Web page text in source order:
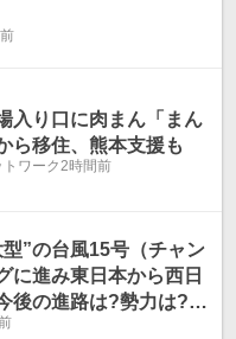
入り口に肉まん「まん
移住、熊本支援も
ワーク 2時間前
型”の台風15号（チャン
進み東日本から西日
の進路は?勢力は?
の雨風シミュレーショ